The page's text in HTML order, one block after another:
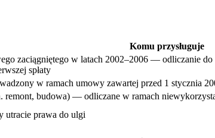
Komu przysługuje
zaciągniętego w latach 2002–2006 — odliczanie
spłaty
w ramach umowy zawartej przed 1 stycznia
remont, budowa) — odliczane w ramach
utracie prawa do ulgi